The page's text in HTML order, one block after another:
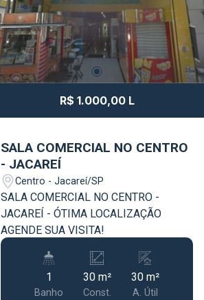
excelente custo-benefício. Disponível
para locação.
R$ 1.000,00 L
SALA COMERCIAL NO CENTRO
- JACAREÍ
Centro - Jacareí/SP
SALA COMERCIAL NO CENTRO -
JACAREÍ - ÓTIMA LOCALIZAÇÃO
AGENDE SUA VISITA!
1
Banho
30 m²
Const.
30 m²
A. Útil